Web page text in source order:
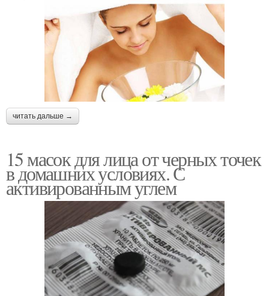
читать дальше →
15 масок для лица от черных точек
в домашних условиях. С
активированным углем